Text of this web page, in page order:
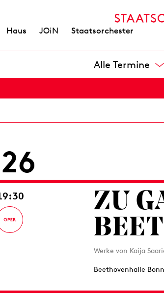
Haus JOiN Staatsorchester
Alle Termine
Foyer Nord
- €
5 €
ZU
Werke von Kaija
Beethovenhalle